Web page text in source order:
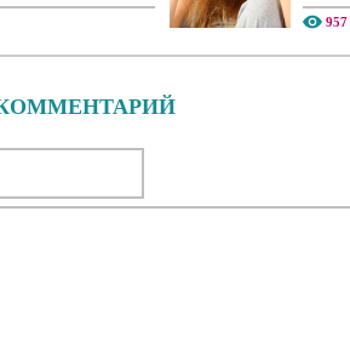
957